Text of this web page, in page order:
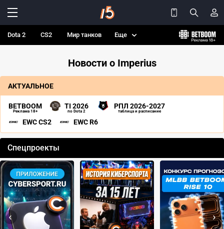
Dota 2 CS2 Мир танков Еще
Новости о Imperius
АКТУАЛЬНОЕ
BETBOOM
Реклама 18+
TI 2026
по Dota 2
РПЛ 2026-2027
таблица и расписание
EWC CS2 EWC R6
Спецпроекты
‹ ›